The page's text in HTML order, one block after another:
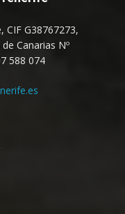
CIF G38767273,
Canarias Nº
588 074